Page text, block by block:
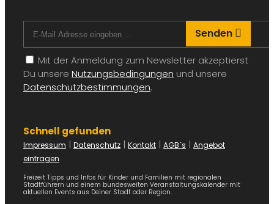
Senden
Mit der Anmeldung zum Newsletter akzeptierst
Du unsere Nutzungsbedingungen und unsere
Datenschutzbestimmungen.
Schnell gefunden
Impressum | Datenschutz | Kontakt | AGB`s | Angebot
eintragen
Freizeit Tipps und Infos für Kinder und Familien mit regionalen
Stadtführern und einem bundesweiten Veranstaltungskalender mit
aktuellen Events aus Deiner Stadt oder Region.